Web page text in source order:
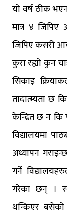
यो वर्ष ठीक
मात्र ४
जिपिए कसरी
कुरा रह्यो कुन
सिकाइ
तादात्म्यता छ
केन्द्रित छ न कि
विद्यालयमा
अध्यापन
गर्ने
गरेका छन् ।
थन्किएर